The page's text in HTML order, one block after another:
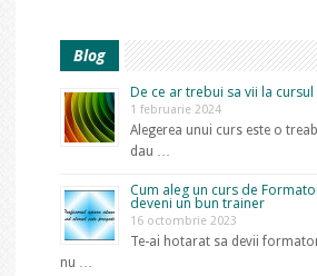
Blog
De ce ar trebui sa vii la
1 februarie 2024
Alegerea unui curs este o
dau …
Cum aleg un curs de
deveni un bun trainer
16 octombrie 2023
Te-ai hotarat sa devii
nu …